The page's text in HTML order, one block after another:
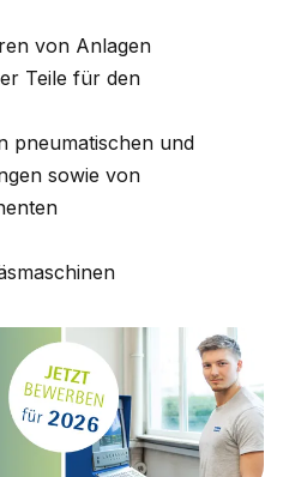
von Anlagen
Teile für den
pneumatischen und
sowie von